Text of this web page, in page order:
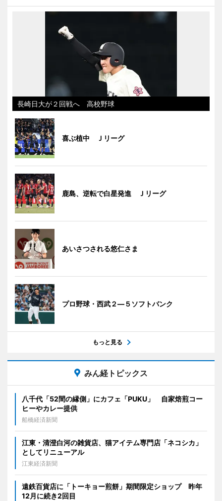
長崎日大が２回戦へ 高校野球
喜ぶ植中 Ｊリーグ
鹿島、逆転で白星発進 Ｊリーグ
あいさつされる悠仁さま
プロ野球・西武２―５ソフトバンク
もっと見る
みん経トピックス
八千代「52間の縁側」にカフェ「PUKU」 自家焙煎コー
ヒーやカレー提供
船橋経済新聞
江東・清澄白河の雑貨店、猫アイテム専門店「ネコシカ」
としてリニューアル
江東経済新聞
遠鉄百貨店に「トーキョー煎餅」期間限定ショップ 昨年
12月に続き2回目